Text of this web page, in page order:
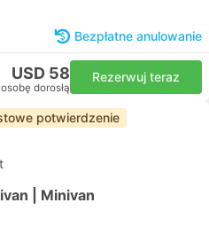
Bezpłatne anulowanie
USD 58
dorosłą
Rezerwuj teraz
potwierdzenie
| Minivan